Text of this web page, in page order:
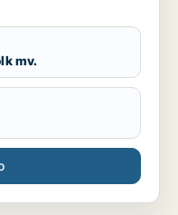
mv.